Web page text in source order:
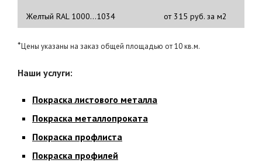
Желтый RAL 1000…1034 от 315 руб. за м2
*Цены указаны на заказ общей площадью от 10 кв.м.
Наши услуги:
Покраска листового металла
Покраска металлопроката
Покраска профлиста
Покраска профилей